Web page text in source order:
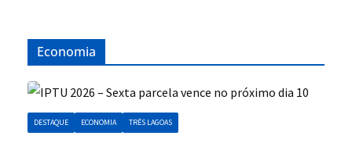
Economia
DESTAQUE ECONOMIA TRÊS LAGOAS